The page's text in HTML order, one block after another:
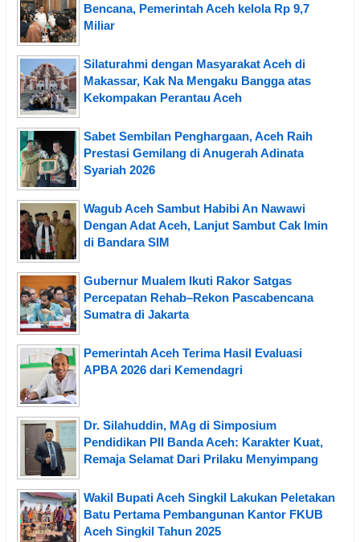
Bencana, Pemerintah Aceh kelola Rp 9,7
Miliar
Silaturahmi dengan Masyarakat Aceh di
Makassar, Kak Na Mengaku Bangga atas
Kekompakan Perantau Aceh
Sabet Sembilan Penghargaan, Aceh Raih
Prestasi Gemilang di Anugerah Adinata
Syariah 2026
Wagub Aceh Sambut Habibi An Nawawi
Dengan Adat Aceh, Lanjut Sambut Cak Imin
di Bandara SIM
Gubernur Mualem Ikuti Rakor Satgas
Percepatan Rehab–Rekon Pascabencana
Sumatra di Jakarta
Pemerintah Aceh Terima Hasil Evaluasi
APBA 2026 dari Kemendagri
Dr. Silahuddin, MAg di Simposium
Pendidikan PII Banda Aceh: Karakter Kuat,
Remaja Selamat Dari Prilaku Menyimpang
Wakil Bupati Aceh Singkil Lakukan Peletakan
Batu Pertama Pembangunan Kantor FKUB
Aceh Singkil Tahun 2025